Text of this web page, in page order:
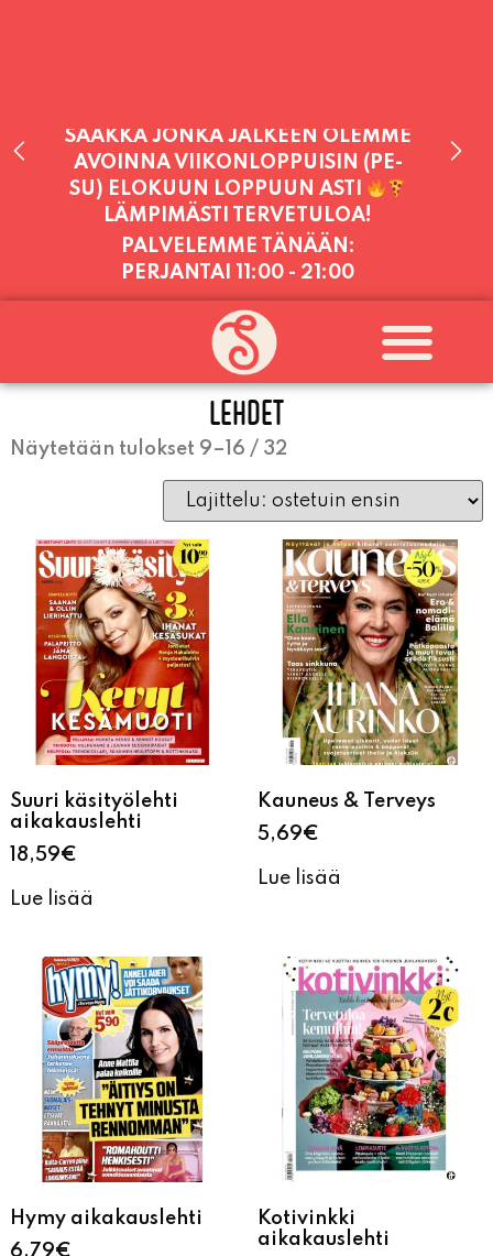
PALVELEMME TÄNÄÄN:
PERJANTAI11:00 - 21:00
PALVELEMME PÄIVITTÄIN (MA-SU
KLO 11-21) SUNNUNTAIHIN 16.8.
SAAKKA JONKA JÄLKEEN OLEMME
AVOINNA VIIKONLOPPUISIN (PE-
SU) ELOKUUN LOPPUUN ASTI
LÄMPIMÄSTI TERVETULOA!
LEHDET
Näytetään tulokset 9–16 / 32
Suuri käsityölehti
aikakauslehti
18,59€
Lue lisää
Kauneus & Terveys
5,69€
Lue lisää
Hymy aikakauslehti
6,79€
Lue lisää
Kotivinkki
aikakauslehti
2,50
Lue lisää